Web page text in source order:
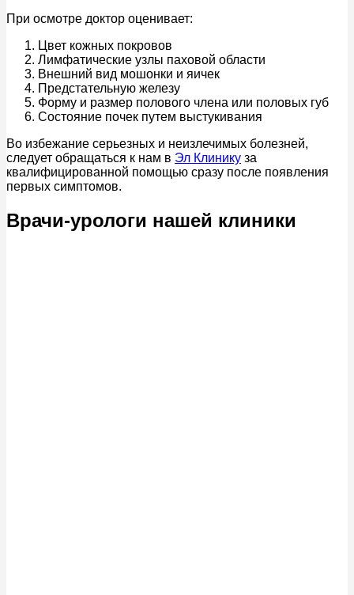
При осмотре доктор оценивает:
Цвет кожных покровов
Лимфатические узлы паховой области
Внешний вид мошонки и яичек
Предстательную железу
Форму и размер полового члена или половых губ
Состояние почек путем выстукивания
Во избежание серьезных и неизлечимых болезней,
следует обращаться к нам в Эл Клинику за
квалифицированной помощью сразу после появления
первых симптомов.
Врачи-урологи нашей клиники